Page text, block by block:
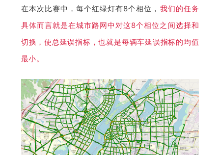
在本次比赛中，每个红绿灯有8个相位， 我们的任务
具体而言就是在城市路网中对这8个相位之间选择和
切换，使总延误指标，也就是每辆车延误指标的均值
最小。